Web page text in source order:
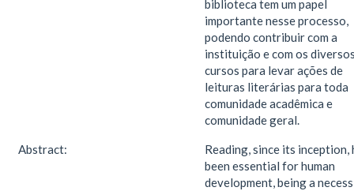
biblioteca tem um papel
importante nesse processo,
podendo contribuir com a
instituição e com os
cursos para levar ações de
leituras literárias para toda
comunidade acadêmica e
comunidade geral.
Abstract:
Reading, since its inception,
been essential for human
development, being a